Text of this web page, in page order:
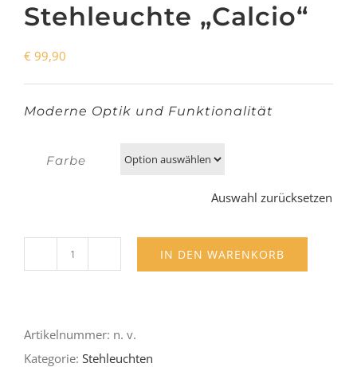
Stehleuchte „Calcio“
€ 99,90
Moderne Optik und Funktionalität
Farbe
Auswahl zurücksetzen
IN DEN WARENKORB
Artikelnummer: n. v.
Kategorie: Stehleuchten